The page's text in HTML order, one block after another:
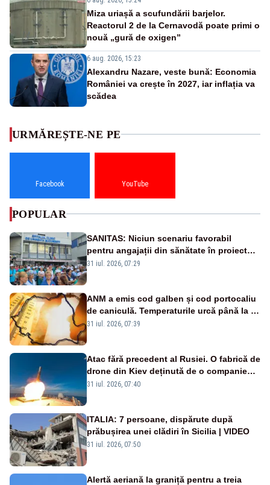
Miza uriașă a scufundării barjelor.
Reactorul 2 de la Cernavodă poate primi o
nouă „gură de oxigen”
6 aug. 2026, 15:23
Alexandru Nazare, veste bună: Economia
României va crește în 2027, iar inflația va
scădea
URMĂREȘTE-NE PE
Facebook YouTube
POPULAR
SANITAS: Niciun scenariu favorabil
pentru angajații din sănătate în proiectul
Legii salarizării
31 iul. 2026, 07:29
ANM a emis cod galben și cod portocaliu
de caniculă. Temperaturile urcă până la 38
de grade, iar nopțile devin tropicale
31 iul. 2026, 07:39
Atac fără precedent al Rusiei. O fabrică de
drone din Kiev deținută de o companie
americană, distrusă de o rachetă
31 iul. 2026, 07:40
ITALIA: 7 persoane, dispărute după
prăbușirea unei clădiri în Sicilia | VIDEO
31 iul. 2026, 07:50
Alertă aeriană la graniță pentru a treia